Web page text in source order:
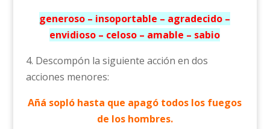
generoso – insoportable – agradecido –
envidioso – celoso – amable – sabio
4. Descompón la siguiente acción en dos
acciones menores:
Añá sopló hasta que apagó todos los fuegos
de los hombres.